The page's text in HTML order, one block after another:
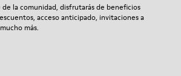
de la comunidad, disfrutarás de beneficios
acceso anticipado, invitaciones a
más.